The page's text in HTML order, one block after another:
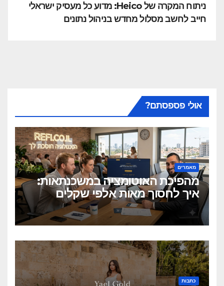
ניתוח המקרה של Heico: מדוע כל מעסיק ישראלי
חייב לחשב מסלול מחדש בניהול נתונים
אולי פספסתם?
מאמרים
מהפיכת האוטומציה במשכנתאות:
איך לחסוך מאות אלפי שקלים
בלחיצת כפתור?
כתבות